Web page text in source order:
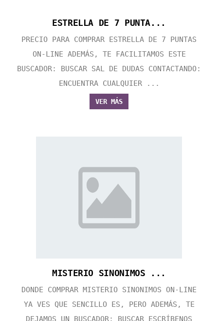
ESTRELLA DE 7 PUNTA...
PRECIO PARA COMPRAR ESTRELLA DE 7 PUNTAS
ON-LINE ADEMÁS, TE FACILITAMOS ESTE
BUSCADOR: BUSCAR SAL DE DUDAS CONTACTANDO:
ENCUENTRA CUALQUIER ...
VER MÁS
MISTERIO SINONIMOS ...
DONDE COMPRAR MISTERIO SINONIMOS ON-LINE
YA VES QUE SENCILLO ES, PERO ADEMÁS, TE
DEJAMOS UN BUSCADOR: BUSCAR ESCRÍBENOS